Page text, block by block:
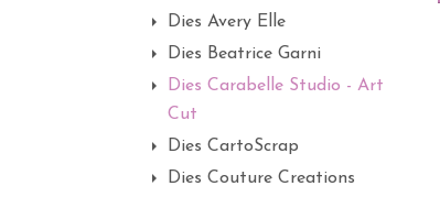
Dies Avery Elle
Dies Beatrice Garni
Dies Carabelle Studio - Art
Cut
Dies CartoScrap
Dies Couture Creations